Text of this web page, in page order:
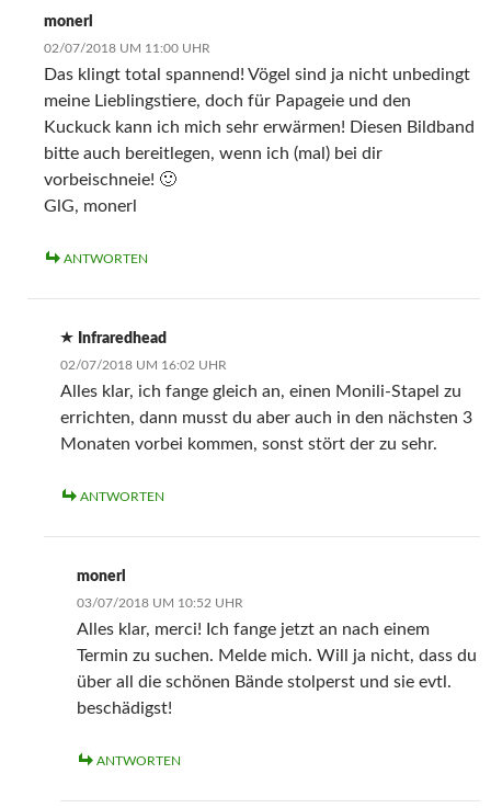
monerl
02/07/2018 UM 11:00 UHR
Das klingt total spannend! Vögel sind ja nicht unbedingt
meine Lieblingstiere, doch für Papageie und den
Kuckuck kann ich mich sehr erwärmen! Diesen Bildband
bitte auch bereitlegen, wenn ich (mal) bei dir
vorbeischneie! 🙂
GlG, monerl
ANTWORTEN
Infraredhead
02/07/2018 UM 16:02 UHR
Alles klar, ich fange gleich an, einen Monili-Stapel zu
errichten, dann musst du aber auch in den nächsten 3
Monaten vorbei kommen, sonst stört der zu sehr.
ANTWORTEN
monerl
03/07/2018 UM 10:52 UHR
Alles klar, merci! Ich fange jetzt an nach einem
Termin zu suchen. Melde mich. Will ja nicht, dass du
über all die schönen Bände stolperst und sie evtl.
beschädigst!
ANTWORTEN